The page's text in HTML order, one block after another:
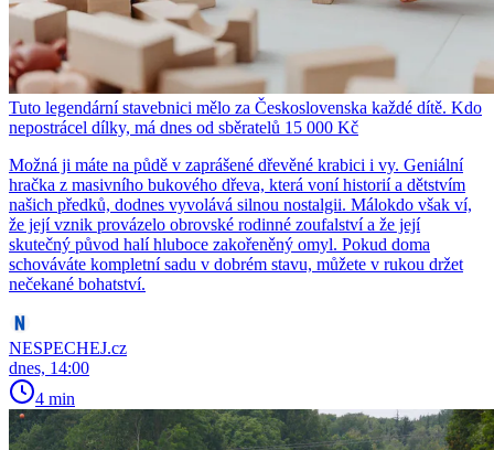
Tuto legendární stavebnici mělo za Československa každé dítě. Kdo
nepostrácel dílky, má dnes od sběratelů 15 000 Kč
Možná ji máte na půdě v zaprášené dřevěné krabici i vy. Geniální
hračka z masivního bukového dřeva, která voní historií a dětstvím
našich předků, dodnes vyvolává silnou nostalgii. Málokdo však ví,
že její vznik provázelo obrovské rodinné zoufalství a že její
skutečný původ halí hluboce zakořeněný omyl. Pokud doma
schováváte kompletní sadu v dobrém stavu, můžete v rukou držet
nečekané bohatství.
NESPECHEJ.cz
dnes, 14:00
4 min